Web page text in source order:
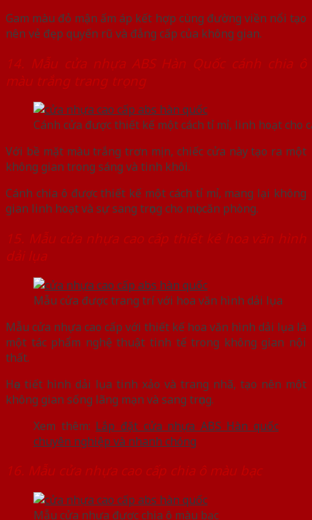
Gam màu đỏ mận ấm áp kết hợp cùng đường viền nổi tạo
nên vẻ đẹp quyến rũ và đẳng cấp của không gian.
14. Mẫu cửa nhựa ABS Hàn Quốc cánh chia ô
màu trắng trang trọng
Cánh cửa được thiết kế một cách tỉ mỉ, linh hoạt cho
Với bề mặt màu trắng trơn mịn, chiếc cửa này tạo ra một
không gian trong sáng và tinh khôi.
Cánh chia ô được thiết kế một cách tỉ mỉ, mang lại không
gian linh hoạt và sự sang trọng cho mọi căn phòng.
15. Mẫu cửa nhựa cao cấp thiết kế hoa văn hình
dải lụa
Mẫu cửa được trang trí với hoa văn hình dải lụa
Mẫu cửa nhựa cao cấp với thiết kế hoa văn hình dải lụa là
một tác phẩm nghệ thuật tinh tế trong không gian nội
thất.
Họa tiết hình dải lụa tinh xảo và trang nhã, tạo nên một
không gian sống lãng mạn và sang trọng.
Xem thêm: Lắp đặt cửa nhựa ABS Hàn quốc
chuyên nghiệp và nhanh chóng
16. Mẫu cửa nhựa cao cấp chia ô màu bạc
Mẫu cửa nhựa được chia ô màu bạc